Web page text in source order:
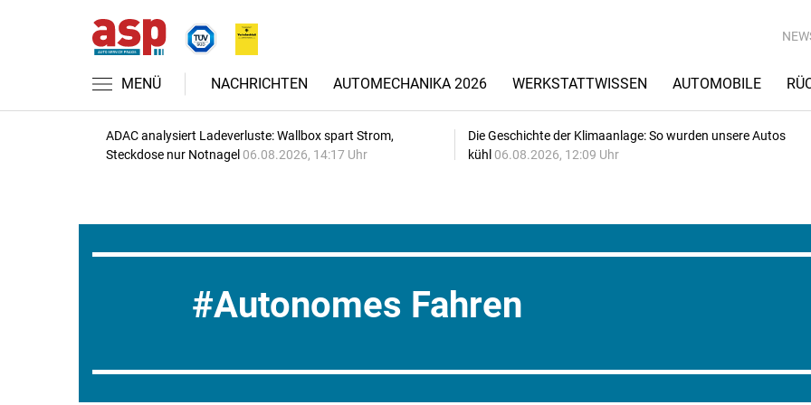
MENÜ NACHRICHTEN AUTOMECHANIKA 2026 WERKSTATTWISSEN AUTOMOBILE
ADAC analysiert Ladeverluste: Wallbox spart Strom,
Steckdose nur Notnagel 06.08.2026, 14:17 Uhr
Die Geschichte der Klimaanlage: So wurden unsere Autos
kühl 06.08.2026, 12:09 Uhr
Autonomes Fahren